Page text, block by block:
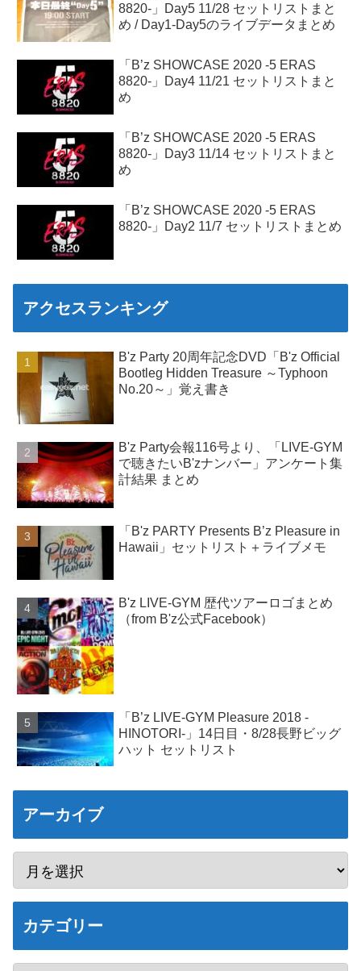
8820-」Day5 11/28 セットリストまと
め / Day1-Day5のライブデータまとめ
「B’z SHOWCASE 2020 -5 ERAS
8820-」Day4 11/21 セットリストまと
め
「B’z SHOWCASE 2020 -5 ERAS
8820-」Day3 11/14 セットリストまと
め
「B’z SHOWCASE 2020 -5 ERAS
8820-」Day2 11/7 セットリストまとめ
アクセスランキング
B'z Party 20周年記念DVD「B'z Official
Bootleg Hidden Treasure ～Typhoon
No.20～」覚え書き
B'z Party会報116号より、「LIVE-GYM
で聴きたいB'zナンバー」アンケート集
計結果 まとめ
「B'z PARTY Presents B’z Pleasure in
Hawaii」セットリスト＋ライブメモ
B'z LIVE-GYM 歴代ツアーロゴまとめ
（from B'z公式Facebook）
「B’z LIVE-GYM Pleasure 2018 -
HINOTORI-」14日目・8/28長野ビッグ
ハット セットリスト
アーカイブ
カテゴリー